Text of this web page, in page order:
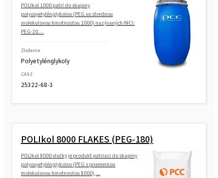
POLIkol 1000 patrí do skupiny
polyoxyetylénglykolov (PEG so strednou
molekulovou hmotnosťou 1000) nazývaných INCI:
PEG-20....
Zloženie
Polyetylénglykoly
CAS č.
25322-68-3
POLIkol 8000 FLAKES (PEG-180)
POLIkol 8000 vločky je produkt patriaci do skupiny
polyoxyetylénglykolov (PEG s priemernou
molekulovou hmotnosťou 8000),...